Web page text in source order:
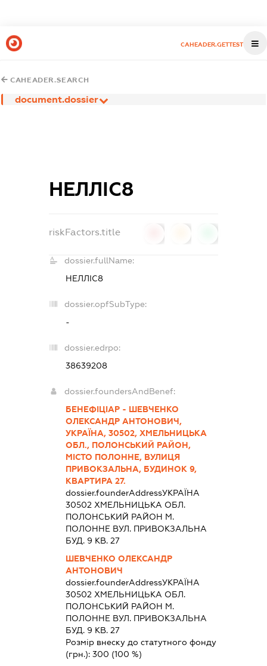
CAHEADER.GETTEST
CAHEADER.SEARCH
document.dossier
НЕЛЛІС8
riskFactors.title
dossier.fullName:
НЕЛЛІС8
dossier.opfSubType:
-
dossier.edrpo:
38639208
dossier.foundersAndBenef:
БЕНЕФІЦІАР - ШЕВЧЕНКО
ОЛЕКСАНДР АНТОНОВИЧ,
УКРАЇНА, 30502, ХМЕЛЬНИЦЬКА
ОБЛ., ПОЛОНСЬКИЙ РАЙОН,
МІСТО ПОЛОННЕ, ВУЛИЦЯ
ПРИВОКЗАЛЬНА, БУДИНОК 9,
КВАРТИРА 27.
dossier.founderAddressУКРАЇНА
30502 ХМЕЛЬНИЦЬКА ОБЛ.
ПОЛОНСЬКИЙ РАЙОН М.
ПОЛОННЕ ВУЛ. ПРИВОКЗАЛЬНА
БУД. 9 КВ. 27
ШЕВЧЕНКО ОЛЕКСАНДР
АНТОНОВИЧ
dossier.founderAddressУКРАЇНА
30502 ХМЕЛЬНИЦЬКА ОБЛ.
ПОЛОНСЬКИЙ РАЙОН М.
ПОЛОННЕ ВУЛ. ПРИВОКЗАЛЬНА
БУД. 9 КВ. 27
Розмір внеску до статутного фонду
(грн.): 300 (100 %)